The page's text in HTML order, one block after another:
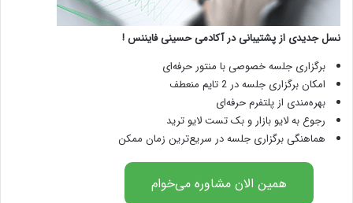
نسل جدیدی از پشتیبانی در آکادمی حسینی فایننس !
برگزاری جلسه خصوصی با منتور حرفه‌ای
امکان برگزاری جلسه در 2 تایم منعطف
بهره‌مندی از پلتفرم حرفه‌ای
رجوع به لایو بازار و بک تست لایو ترید
هماهنگی برگزاری جلسه در سریع‌ترین زمان ممکن
همین الان مشاوره می‌خوام